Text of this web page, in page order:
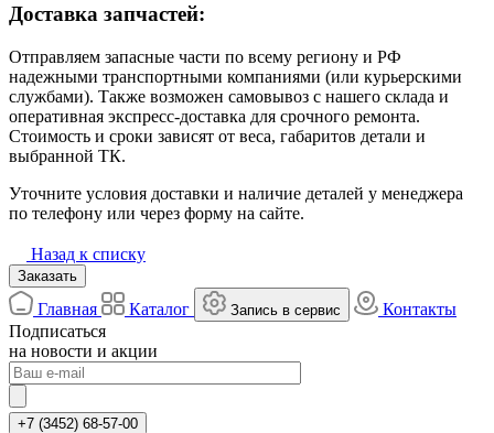
Доставка запчастей:
Отправляем запасные части по всему региону и РФ
надежными транспортными компаниями (или курьерскими
службами). Также возможен самовывоз с нашего склада и
оперативная экспресс-доставка для срочного ремонта.
Стоимость и сроки зависят от веса, габаритов детали и
выбранной ТК.
Уточните условия доставки и наличие деталей у менеджера
по телефону или через форму на сайте.
Назад к списку
Заказать
Главная Каталог Запись в сервис
Контакты
Подписаться
на новости и акции
+7 (3452) 68-57-00